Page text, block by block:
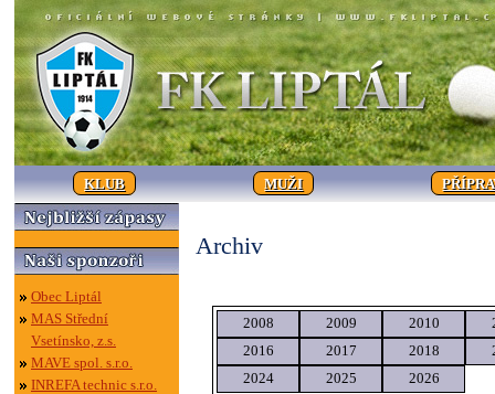
KLUB MUŽI
Obec Liptál
MAS Střední
Vsetínsko, z.s.
MAVE spol. s.r.o.
INREFA technic s.r.o.
Archiv
2008 2009 2010
2016
2017 2018
2024
2025 2026